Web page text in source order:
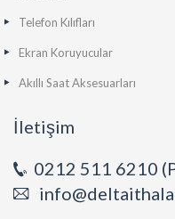
Telefon Kılıfları
Ekran Koruyucular
Akıllı Saat Aksesuarları
İletişim
0212 511 6210